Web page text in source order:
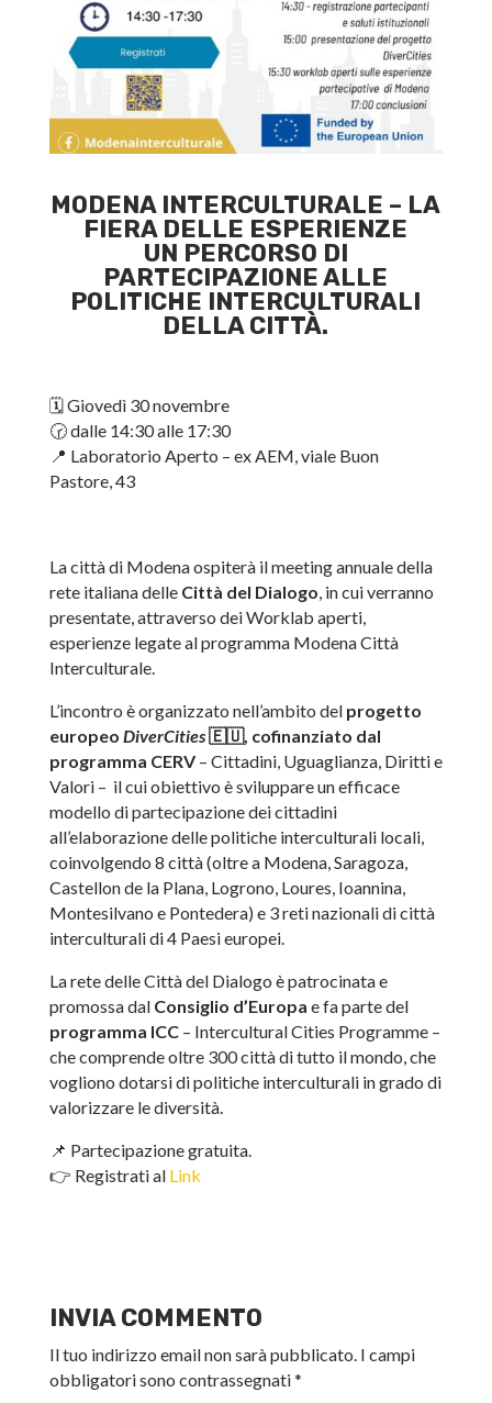
MODENA INTERCULTURALE – LA
FIERA DELLE ESPERIENZE
UN PERCORSO DI
PARTECIPAZIONE ALLE
POLITICHE INTERCULTURALI
DELLA CITTÀ.
🗓 Giovedì 30 novembre
🕝 dalle 14:30 alle 17:30
📍 Laboratorio Aperto – ex AEM, viale Buon
Pastore, 43
La città di Modena ospiterà il meeting annuale della
rete italiana delle Città del Dialogo, in cui verranno
presentate, attraverso dei Worklab aperti,
esperienze legate al programma Modena Città
Interculturale.
L’incontro è organizzato nell’ambito del progetto
europeo DiverCities🇪🇺, cofinanziato dal
programma CERV– Cittadini, Uguaglianza, Diritti e
Valori – il cui obiettivo è sviluppare un efficace
modello di partecipazione dei cittadini
all’elaborazione delle politiche interculturali locali,
coinvolgendo 8 città (oltre a Modena, Saragoza,
Castellon de la Plana, Logrono, Loures, Ioannina,
Montesilvano e Pontedera) e 3 reti nazionali di città
interculturali di 4 Paesi europei.
La rete delle Città del Dialogo è patrocinata e
promossa dal Consiglio d’Europa e fa parte del
programma ICC– Intercultural Cities Programme –
che comprende oltre 300 città di tutto il mondo, che
vogliono dotarsi di politiche interculturali in grado di
valorizzare le diversità.
📌 Partecipazione gratuita.
👉 Registrati al Link
INVIA COMMENTO
Il tuo indirizzo email non sarà pubblicato. I campi
obbligatori sono contrassegnati*